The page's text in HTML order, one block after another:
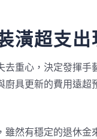
潢超支
重心，決定發揮
具更新的費用遠
然有穩定的退休金